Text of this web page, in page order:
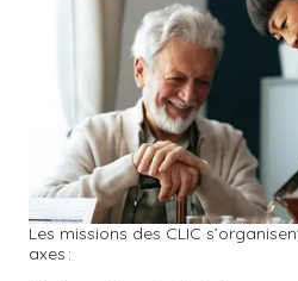
Les missions des CLIC
axes :